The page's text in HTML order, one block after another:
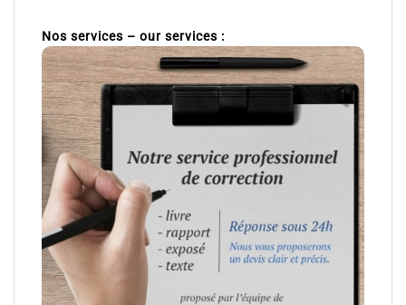
Nos services – our services :